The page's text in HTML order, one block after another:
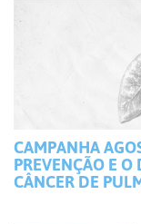
CAMPANHA
PREVENÇÃO E O
CÂNCER DE